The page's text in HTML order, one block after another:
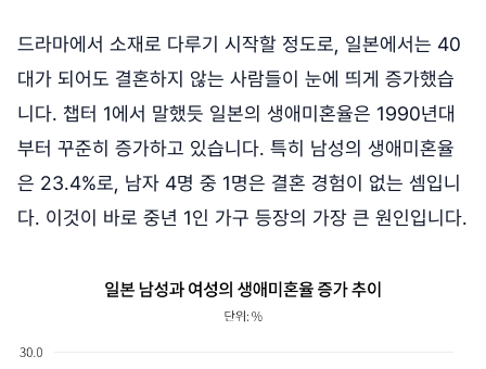
드라마에서 소재로 다루기 시작할 정도로, 일본에서는 40
대가 되어도 결혼하지 않는 사람들이 눈에 띄게 증가했습
니다. 챕터 1에서 말했듯 일본의 생애미혼율은 1990년대
부터 꾸준히 증가하고 있습니다. 특히 남성의 생애미혼율
은 23.4%로, 남자 4명 중 1명은 결혼 경험이 없는 셈입니
다. 이것이 바로 중년 1인 가구 등장의 가장 큰 원인입니다.